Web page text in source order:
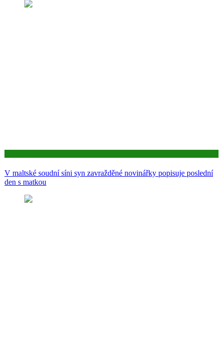
V maltské soudní síni syn zavražděné novinářky popisuje poslední
den s matkou